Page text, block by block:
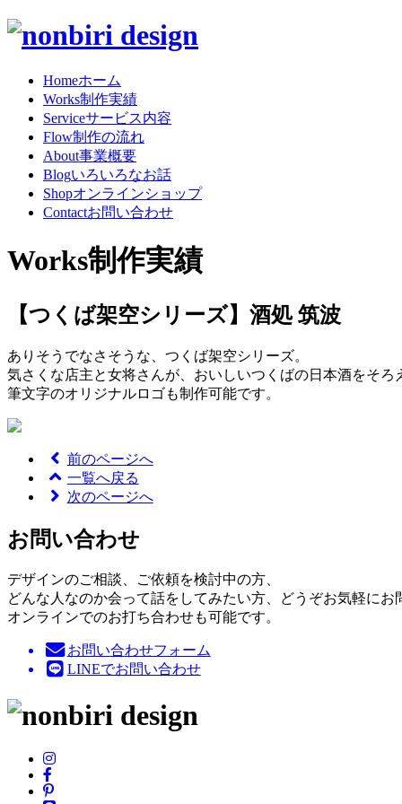
Homeホーム
Works制作実績
Serviceサービス内容
Flow制作の流れ
About事業概要
Blogいろいろなお話
Shopオンラインショップ
Contactお問い合わせ
Works制作実績
【つくば架空シリーズ】酒処 筑波
ありそうでなさそうな、つくば架空シリーズ。
気さくな店主と女将さんが、おいしいつくばの日本酒をそろ
筆文字のオリジナルロゴも制作可能です。
前のページへ
一覧へ戻る
次のページへ
お問い合わせ
デザインのご相談、ご依頼を検討中の方、
どんな人なのか会って話をしてみたい方、どうぞお気軽にお
オンラインでのお打ち合わせも可能です。
お問い合わせフォーム
LINEでお問い合わせ